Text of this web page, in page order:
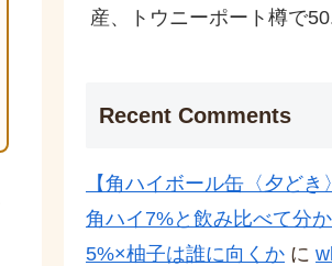
産、トウニーポート樽で
Recent Comments
【角ハイボール缶〈夕どき
角ハイ7%と飲み比べて分か
5%×柚子は誰に向くか に